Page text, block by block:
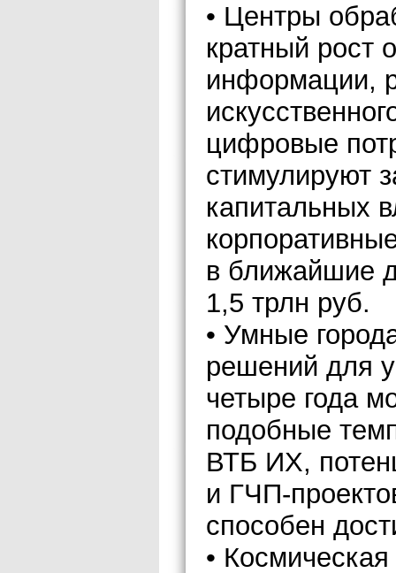
• Центры
кратный рост
информации,
цифровые
стимулируют
капитальных
в ближайшие
1,5 трлн руб.
• Умные
решений для
четыре года
подобные
ВТБ ИХ,
и ГЧП-
способен
•